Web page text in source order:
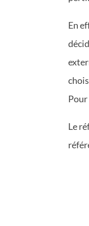
En
Pour
Le